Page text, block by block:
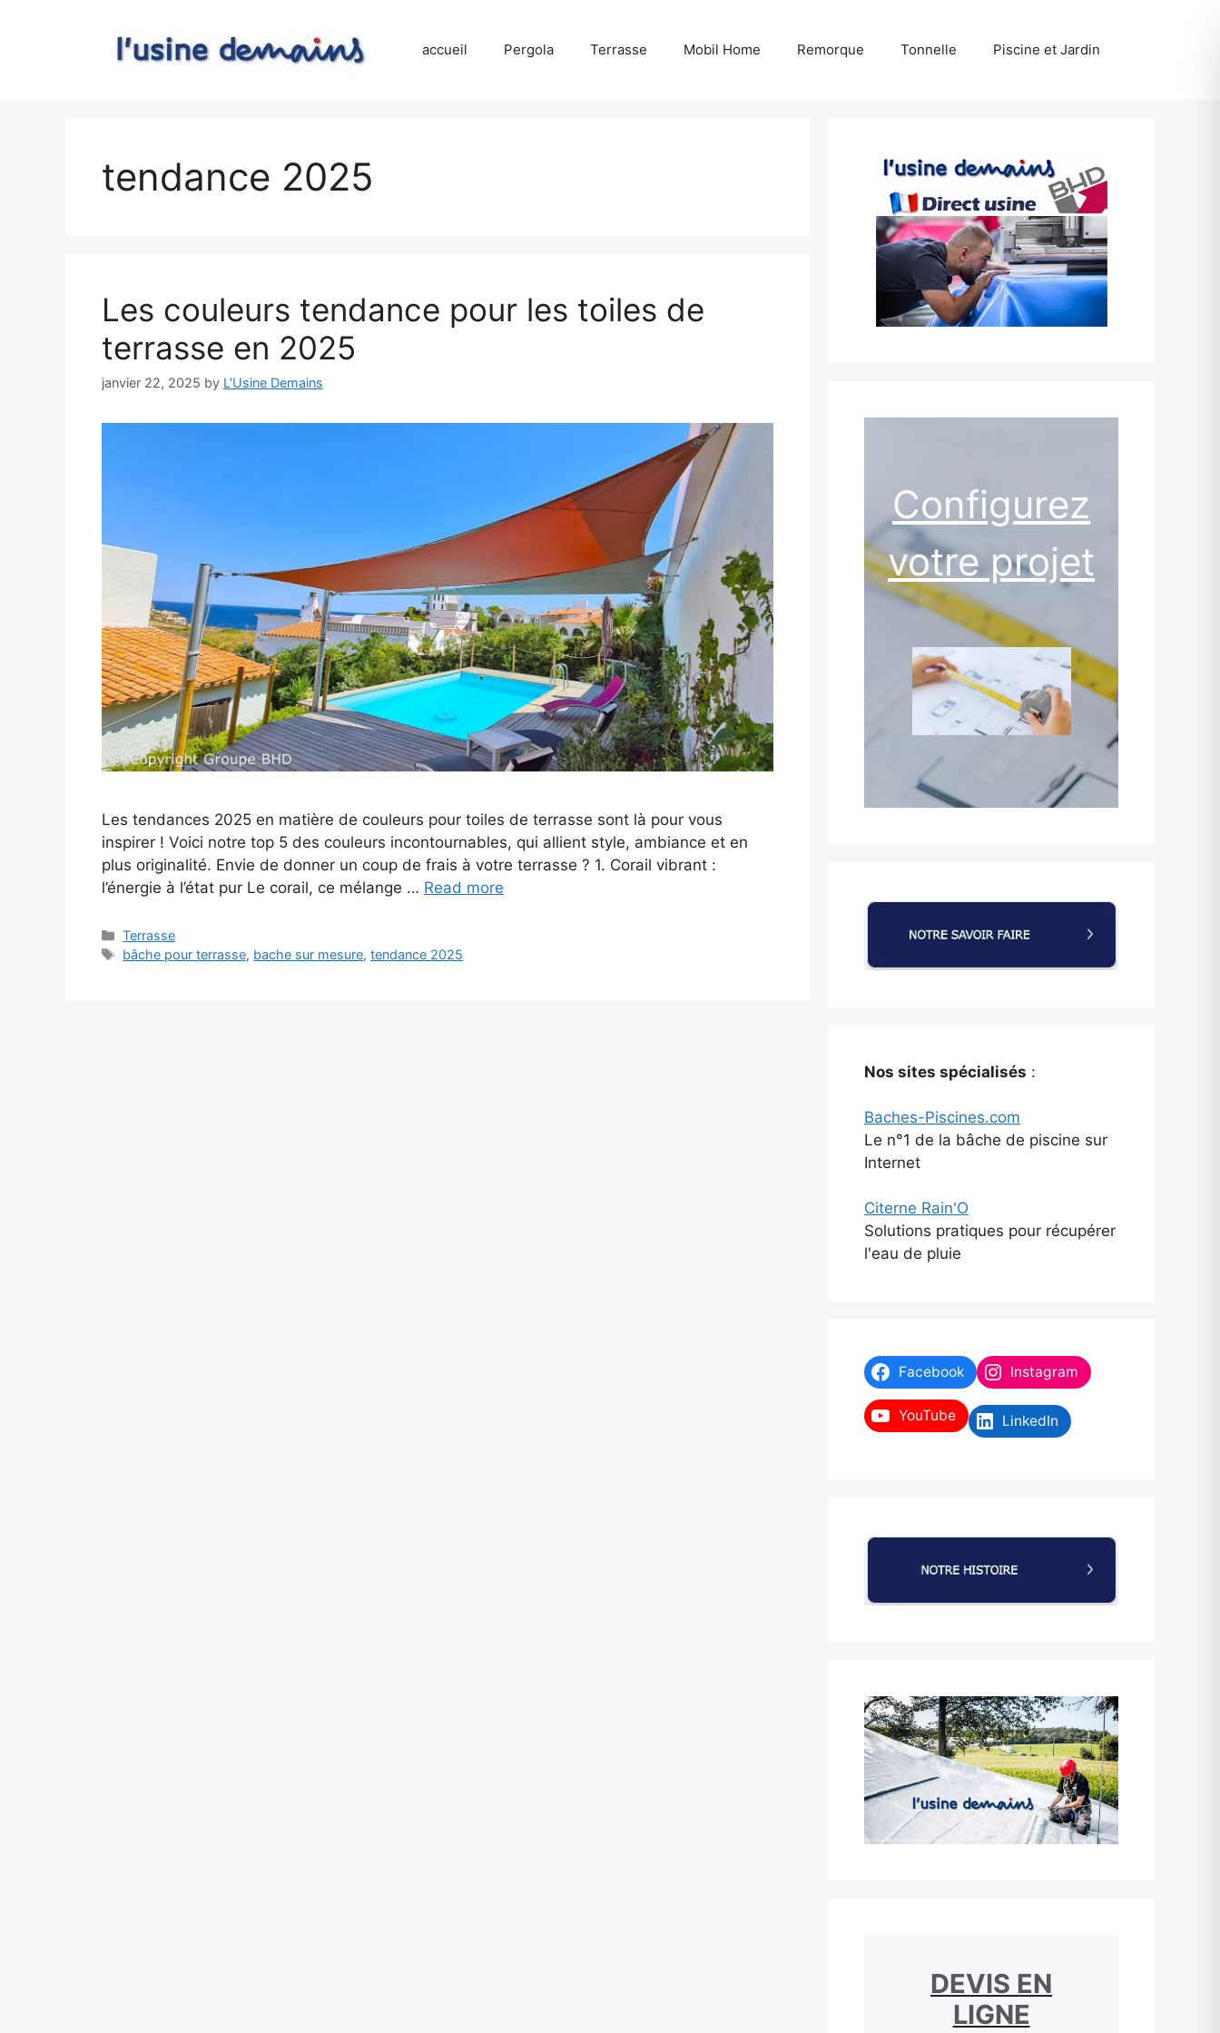
accueil Pergola Terrasse Mobil Home Remorque Tonnelle Piscine et Jardin
tendance 2025
Les couleurs tendance pour les toiles de
terrasse en 2025
janvier 22, 2025 by L'Usine Demains
Les tendances 2025 en matière de couleurs pour toiles de terrasse sont là pour vous
inspirer ! Voici notre top 5 des couleurs incontournables, qui allient style, ambiance et en
plus originalité. Envie de donner un coup de frais à votre terrasse ? 1. Corail vibrant :
l’énergie à l’état pur Le corail, ce mélange … Read more
Categories
Terrasse
Tags
bâche pour terrasse, bache sur mesure,tendance 2025
Configurez
votre projet
Nos sites spécialisés :
Baches-Piscines.com
Le n°1 de la bâche de piscine sur
Internet
Citerne Rain'O
Solutions pratiques pour récupérer
l'eau de pluie
Facebook Instagram
YouTube LinkedIn
DEVIS EN
LIGNE